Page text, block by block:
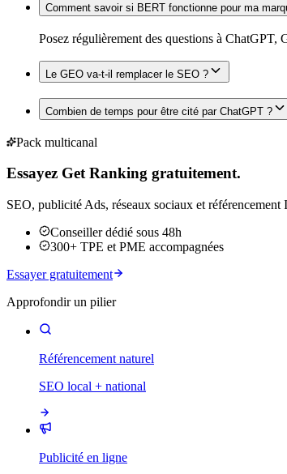
Comment savoir si BERT fonctionne pour ma
Posez régulièrement des questions à
Le GEO va-t-il remplacer le SEO ?
Combien de temps pour être cité par ChatGPT ?
Pack multicanal
Essayez Get Ranking gratuitement.
SEO, publicité Ads, réseaux sociaux et
Conseiller dédié sous 48h
300+ TPE et PME accompagnées
Essayer gratuitement
Approfondir un pilier
Référencement naturel
SEO local + national
Publicité en ligne